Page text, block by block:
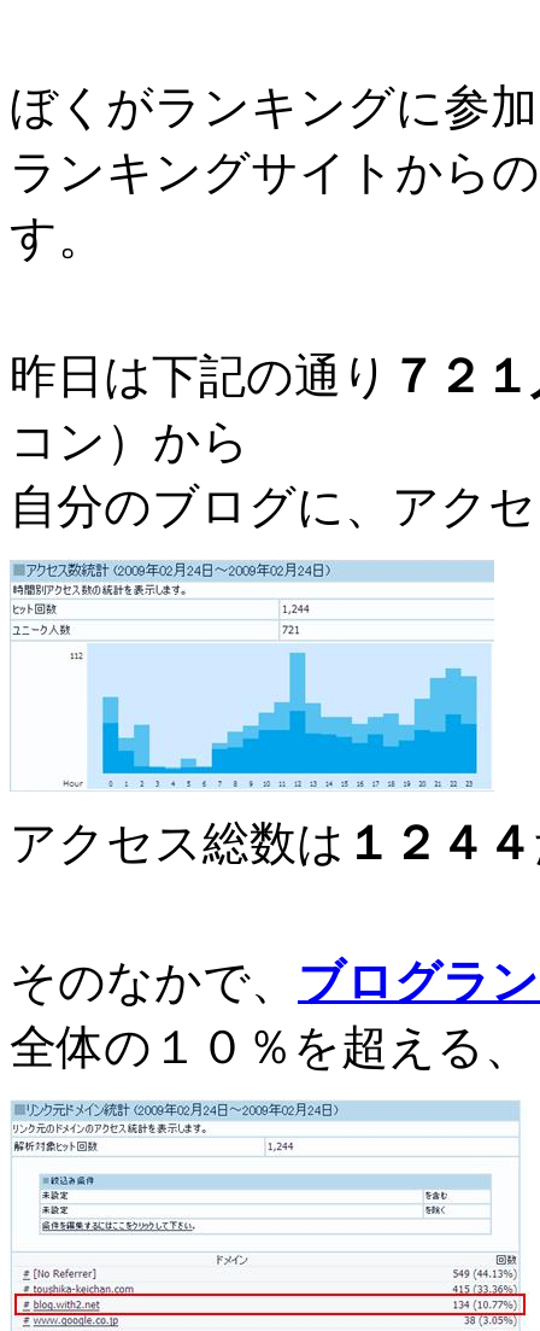
ぼくがランキングに参
ランキングサイトから
す。
昨日は下記の通り ７２
コン）から
自分のブログに、アク
アクセス総数は １２４４
そのなかで、 ブログラ
全体の１０％を超える